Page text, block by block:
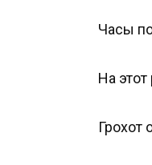
Часы
На
Грохот